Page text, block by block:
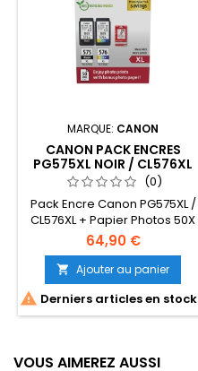
MARQUE: CANON
CANON PACK ENCRES
PG575XL NOIR / CL576XL
COULEURS + JEU 50X
PAPIER PHOTOS (10X15)
(0)
Pack Encre Canon PG575XL /
CL576XL + Papier Photos 50X
Lot de 2 cartouches Noir /
Couleurs XL50x Papier Photos
10x15Garantie constructeur 12
mois
64,90 €
 Ajouter au panier
 Derniers articles en stock
VOUS AIMEREZ AUSSI